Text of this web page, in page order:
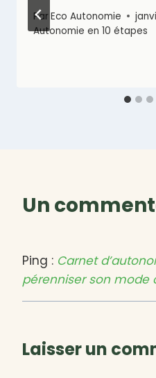
ParEco Autonomie
Autonomie en 10 étapes
Un
Ping : Carnet
pérenniser son mode
Laisser un